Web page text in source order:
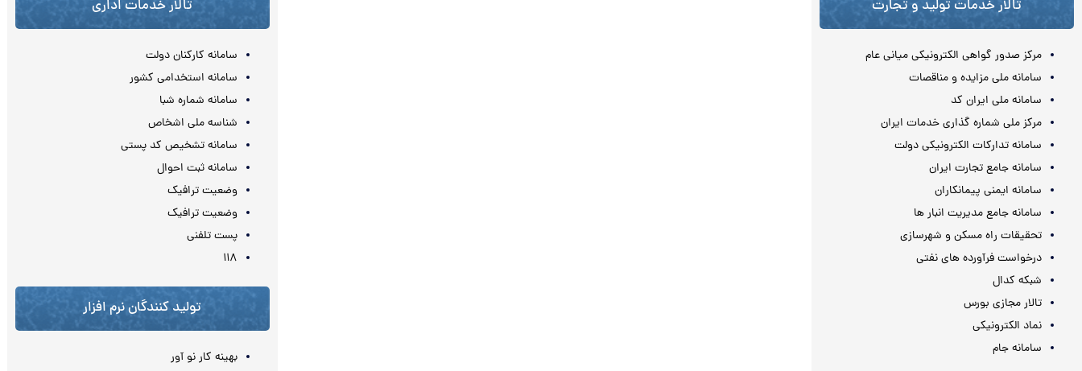
تالار خدمات تولید و تجارت
مرکز صدور گواهی الکترونیکی میانی عام
سامانه ملی مزایده و مناقصات
سامانه ملی ایران کد
مرکز ملی شماره گذاری خدمات ایران
سامانه تدارکات الکترونیکی دولت
سامانه جامع تجارت ایران
سامانه ایمنی پیمانکاران
سامانه جامع مدیریت انبار ها
تحقیقات راه مسکن و شهرسازی
درخواست فرآورده های نفتی
شبکه کدال
تالار مجازی بورس
نماد الکترونیکی
سامانه جام
تالار خدمات اداری
سامانه کارکنان دولت
سامانه استخدامی کشور
سامانه شماره شبا
شناسه ملی اشخاص
سامانه تشخیص کد پستی
سامانه ثبت احوال
وضعیت ترافیک
وضعیت ترافیک
پست تلفنی
۱۱۸
تولید کنندگان نرم افزار
بهینه کار نو آور